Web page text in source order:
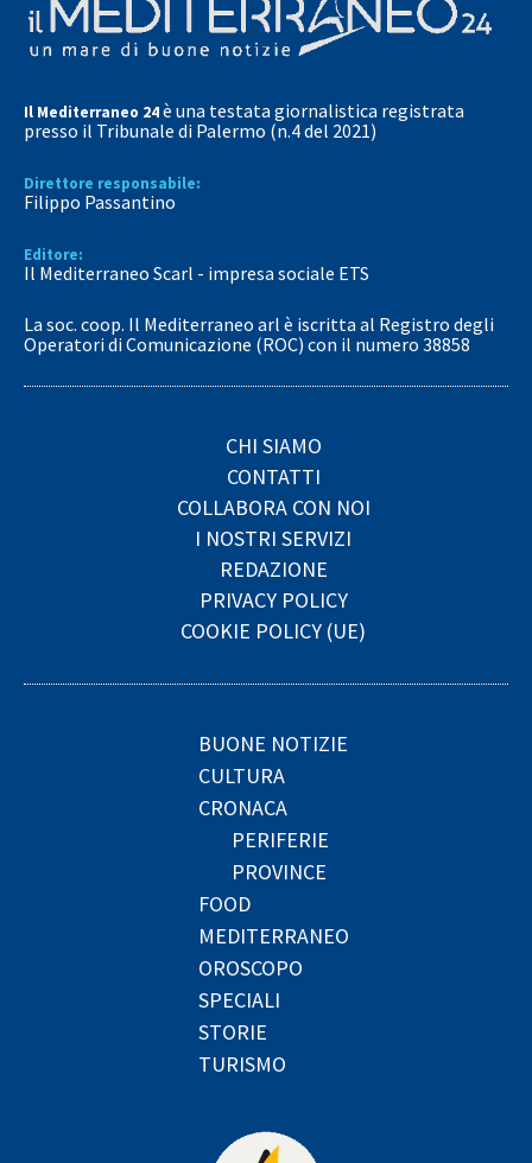
Il Mediterraneo 24è una testata giornalistica registrata
presso il Tribunale di Palermo (n.4 del 2021)
Direttore responsabile:
Filippo Passantino
Editore:
Il Mediterraneo Scarl - impresa sociale ETS
La soc. coop. Il Mediterraneo arl è iscritta al Registro degli
Operatori di Comunicazione (ROC) con il numero 38858
CHI SIAMO
CONTATTI
COLLABORA CON NOI
I NOSTRI SERVIZI
REDAZIONE
PRIVACY POLICY
COOKIE POLICY (UE)
BUONE NOTIZIE
CULTURA
CRONACA
PERIFERIE
PROVINCE
FOOD
MEDITERRANEO
OROSCOPO
SPECIALI
STORIE
TURISMO